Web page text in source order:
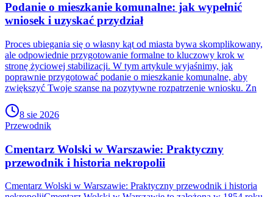
Podanie o mieszkanie komunalne: jak wypełnić
wniosek i uzyskać przydział
Proces ubiegania się o własny kąt od miasta bywa skomplikowany,
ale odpowiednie przygotowanie formalne to kluczowy krok w
stronę życiowej stabilizacji. W tym artykule wyjaśnimy, jak
poprawnie przygotować podanie o mieszkanie komunalne, aby
zwiększyć Twoje szanse na pozytywne rozpatrzenie wniosku. Zn
8 sie 2026
Przewodnik
Cmentarz Wolski w Warszawie: Praktyczny
przewodnik i historia nekropolii
Cmentarz Wolski w Warszawie: Praktyczny przewodnik i historia